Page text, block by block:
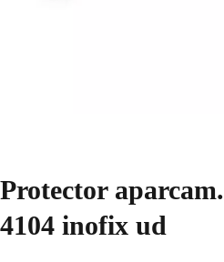
Protector
4104 inofix ud